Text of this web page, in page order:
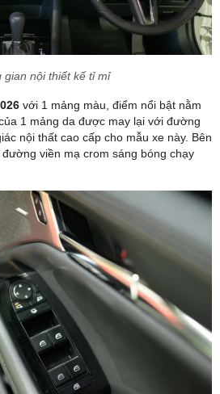
gian nội thiết kế tỉ mỉ
với 1 mảng màu, điểm nổi bật nằm
1 mảng da được may lại với đường
nội thất cao cấp cho mẫu xe này. Bên
viền mạ crom sáng bóng chạy